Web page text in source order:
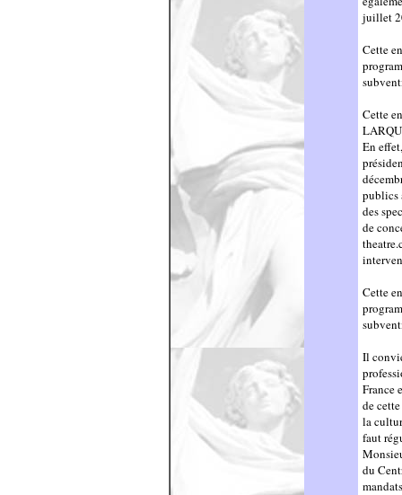
juillet
Cette
Cette
En
publics
des
de
Cette
Il
France
de
la
faut
du